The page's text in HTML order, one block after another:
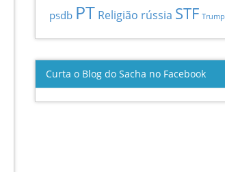
psdb PT Religião rússia STF Trump
Curta o Blog do Sacha no Facebook